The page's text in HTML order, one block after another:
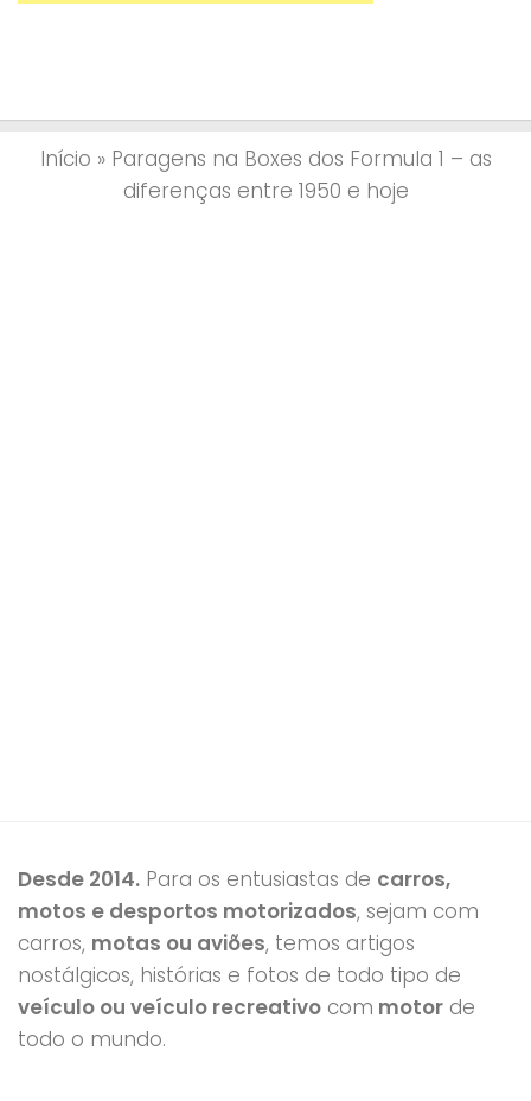
Início » Paragens na Boxes dos Formula 1 – as
diferenças entre 1950 e hoje
Desde 2014. Para os entusiastas de carros,
motos e desportos motorizados, sejam com
carros, motas ou aviões, temos artigos
nostálgicos, histórias e fotos de todo tipo de
veículo ou veículo recreativo com motor de
todo o mundo.